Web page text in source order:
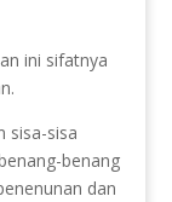
ini sifatnya
sisa-sisa
benang
dan